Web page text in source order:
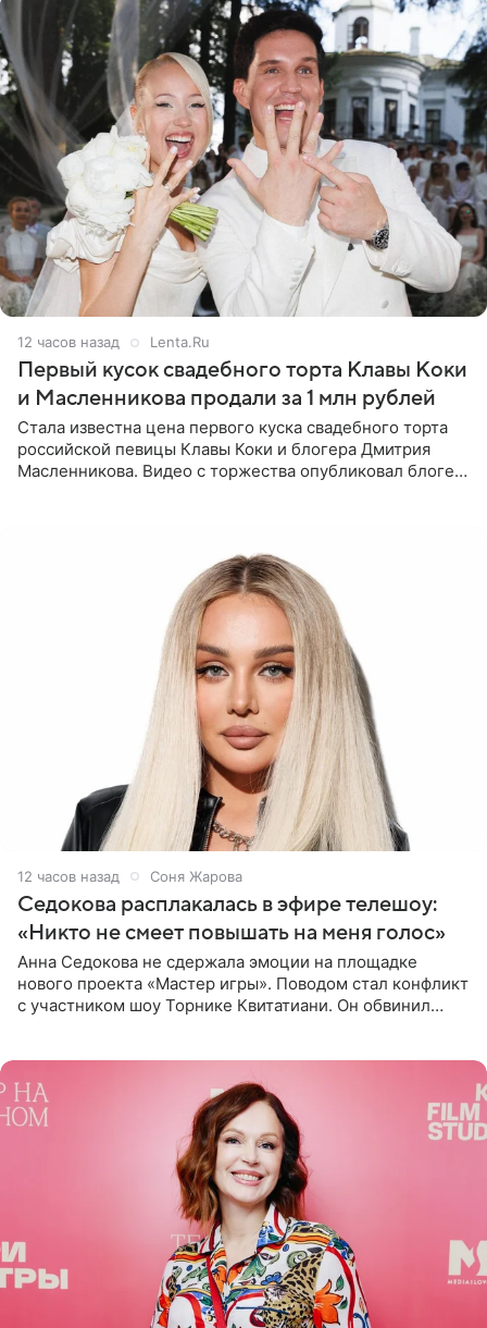
12 часов назад Lenta.Ru
Первый кусок свадебного торта Клавы Коки
и Масленникова продали за 1 млн рублей
Стала известна цена первого куска свадебного торта
российской певицы Клавы Коки и блогера Дмитрия
Масленникова. Видео с торжества опубликовал блогер
12 часов назад Соня Жарова
Седокова расплакалась в эфире телешоу:
«Никто не смеет повышать на меня голос»
Анна Седокова не сдержала эмоции на площадке
нового проекта «Мастер игры». Поводом стал конфликт
с участником шоу Торнике Квитатиани. Он обвинил